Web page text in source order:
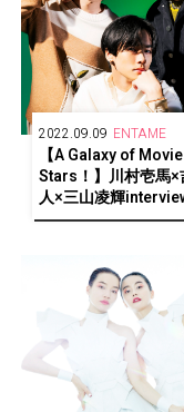
2022.09.09 ENTAME
【A Galaxy of Movie
Stars！】川村壱馬×
人×三山凌輝
『HiGH&LOW THE